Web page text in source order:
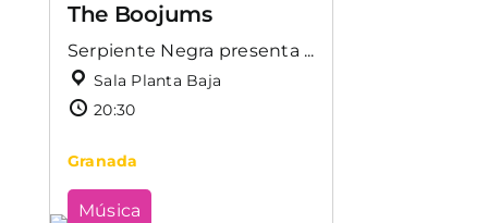
The Boojums
Serpiente Negra presenta ...
Sala Planta Baja
20:30
Granada
Música